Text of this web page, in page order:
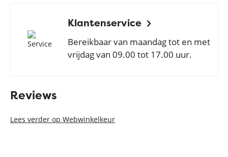
Klantenservice
Bereikbaar van maandag tot en met
vrijdag van 09.00 tot 17.00 uur.
Reviews
Lees verder op Webwinkelkeur